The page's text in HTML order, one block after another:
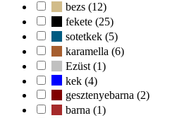
bezs (12)
fekete (25)
sotetkek (5)
karamella (6)
Ezüst (1)
kek (4)
gesztenyebarna (2)
barna (1)